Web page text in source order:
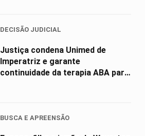
DECISÃO JUDICIAL
Justiça condena Unimed de
Imperatriz e garante
continuidade da terapia ABA para
BUSCA E APREENSÃO